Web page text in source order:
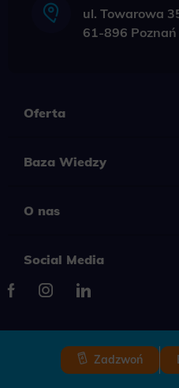
ul. Towarowa
61-896 Poznań
Oferta
Baza Wiedzy
O nas
Social Media
2025 ©
Zadzwoń